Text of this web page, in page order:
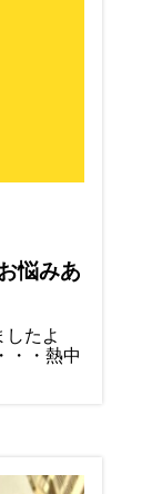
悩みあ
たよ
・・熱中